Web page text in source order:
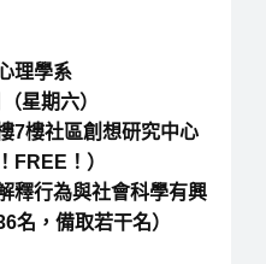
理學系
星期六）
7樓社區創想研究中心
FREE！）
釋行為與社會科學有興
名，備取若干名）